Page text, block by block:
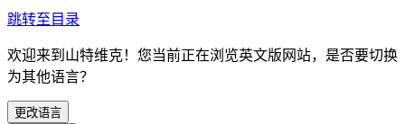
跳转至目录
欢迎来到山特维克！您当前正在浏览英文版网站，是否要切换
为其他语言？
更改语言